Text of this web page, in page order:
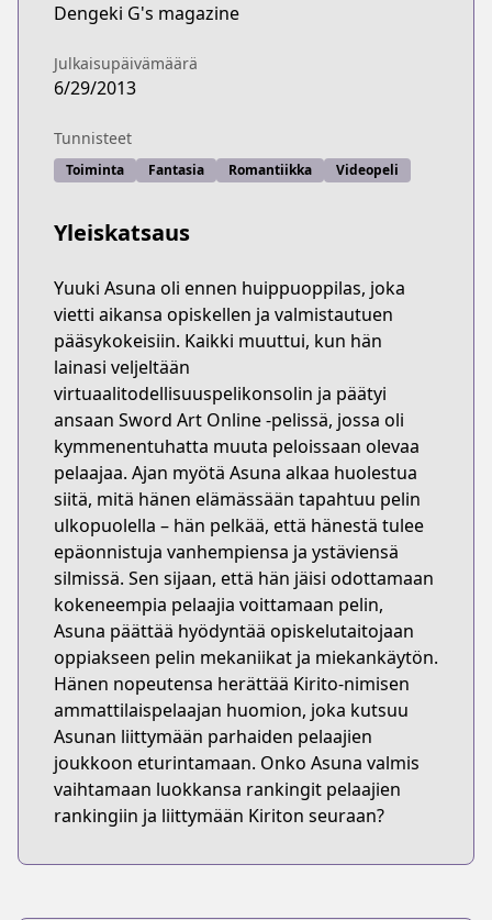
Dengeki G's magazine
Julkaisupäivämäärä
6/29/2013
Tunnisteet
Toiminta Fantasia Romantiikka Videopeli
Yleiskatsaus
Yuuki Asuna oli ennen huippuoppilas, joka
vietti aikansa opiskellen ja valmistautuen
pääsykokeisiin. Kaikki muuttui, kun hän
lainasi veljeltään
virtuaalitodellisuuspelikonsolin ja päätyi
ansaan Sword Art Online -pelissä, jossa oli
kymmenentuhatta muuta peloissaan olevaa
pelaajaa. Ajan myötä Asuna alkaa huolestua
siitä, mitä hänen elämässään tapahtuu pelin
ulkopuolella – hän pelkää, että hänestä tulee
epäonnistuja vanhempiensa ja ystäviensä
silmissä. Sen sijaan, että hän jäisi odottamaan
kokeneempia pelaajia voittamaan pelin,
Asuna päättää hyödyntää opiskelutaitojaan
oppiakseen pelin mekaniikat ja miekankäytön.
Hänen nopeutensa herättää Kirito-nimisen
ammattilaispelaajan huomion, joka kutsuu
Asunan liittymään parhaiden pelaajien
joukkoon eturintamaan. Onko Asuna valmis
vaihtamaan luokkansa rankingit pelaajien
rankingiin ja liittymään Kiriton seuraan?